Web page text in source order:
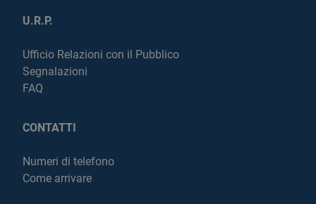
U.R.P.
Ufficio Relazioni con il Pubblico
Segnalazioni
FAQ
CONTATTI
Numeri di telefono
Come arrivare